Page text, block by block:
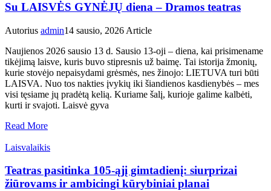
Su LAISVĖS GYNĖJŲ diena – Dramos teatras
Autorius admin14 sausio, 2026 Article
Naujienos 2026 sausio 13 d. Sausio 13-oji – diena, kai prisimename
tikėjimą laisve, kuris buvo stipresnis už baimę. Tai istorija žmonių,
kurie stovėjo nepaisydami grėsmės, nes žinojo: LIETUVA turi būti
LAISVA. Nuo tos nakties įvykių iki šiandienos kasdienybės – mes
visi tęsiame jų pradėtą kelią. Kuriame šalį, kurioje galime kalbėti,
kurti ir svajoti. Laisvė gyva
Read More
Laisvalaikis
Teatras pasitinka 105-ąjį gimtadienį: siurprizai
žiūrovams ir ambicingi kūrybiniai planai